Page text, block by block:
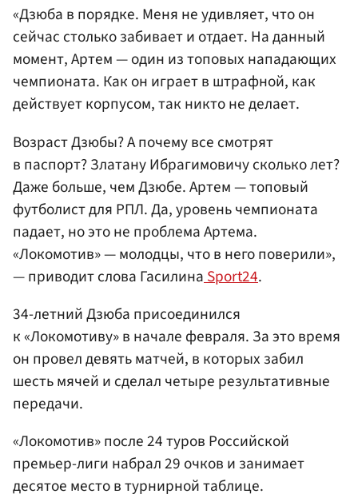
«Дзюба в порядке. Меня не удивляет, что он
сейчас столько забивает и отдает. На данный
момент, Артем — один из топовых нападающих
чемпионата. Как он играет в штрафной, как
действует корпусом, так никто не делает.
Возраст Дзюбы? А почему все смотрят
в паспорт? Златану Ибрагимовичу сколько лет?
Даже больше, чем Дзюбе. Артем — топовый
футболист для РПЛ. Да, уровень чемпионата
падает, но это не проблема Артема.
«Локомотив» — молодцы, что в него поверили»,
— приводит слова Гасилина Sport24.
34-летний Дзюба присоединился
к «Локомотиву» в начале февраля. За это время
он провел девять матчей, в которых забил
шесть мячей и сделал четыре результативные
передачи.
«Локомотив» после 24 туров Российской
премьер-лиги набрал 29 очков и занимает
десятое место в турнирной таблице.